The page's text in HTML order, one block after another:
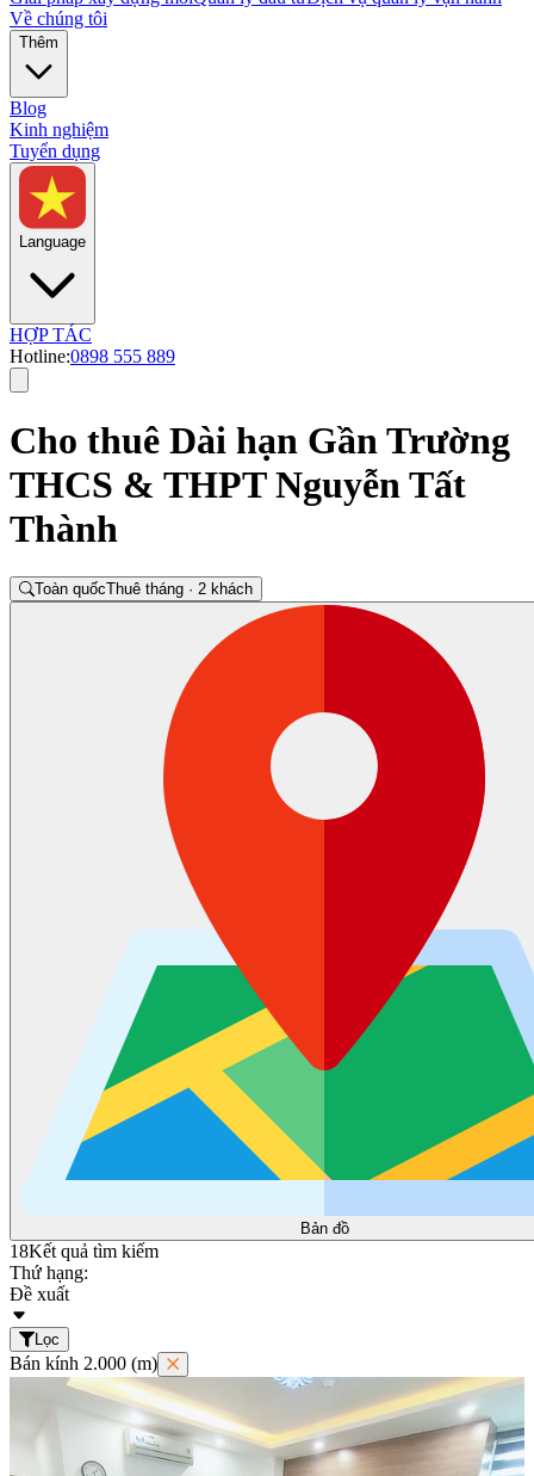
Về chúng tôi
Thêm
Blog
Kinh nghiệm
Tuyển dụng
Language
HỢP TÁC
Hotline:0898 555 889
Cho thuê Dài hạn Gần Trường
THCS & THPT Nguyễn Tất
Thành
Toàn quốcThuê tháng · 2 khách
Bản đồ
18Kết quả tìm kiếm
Thứ hạng:
Đề xuất
Lọc
Bán kính 2.000 (m)